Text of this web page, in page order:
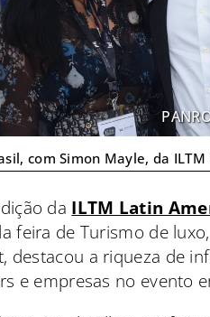
com Simon Mayle, da
da ILTM Latin
feira de Turismo de
destacou a riqueza de
e empresas no evento